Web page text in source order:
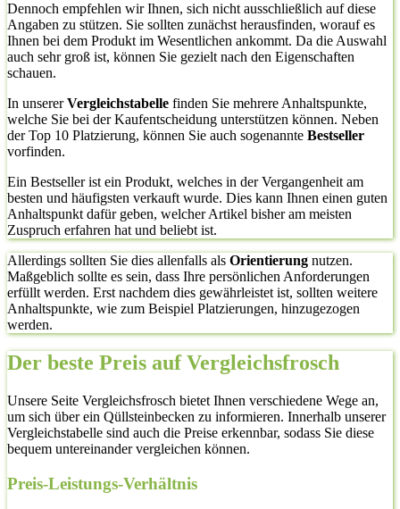
Dennoch empfehlen wir Ihnen, sich nicht ausschließlich auf diese
Angaben zu stützen. Sie sollten zunächst herausfinden, worauf es
Ihnen bei dem Produkt im Wesentlichen ankommt. Da die Auswahl
auch sehr groß ist, können Sie gezielt nach den Eigenschaften
schauen.
In unsererVergleichstabelle finden Sie mehrere Anhaltspunkte,
welche Sie bei der Kaufentscheidung unterstützen können. Neben
der Top 10 Platzierung, können Sie auch sogenannte Bestseller
vorfinden.
Ein Bestseller ist ein Produkt, welches in der Vergangenheit am
besten und häufigsten verkauft wurde. Dies kann Ihnen einen guten
Anhaltspunkt dafür geben, welcher Artikel bisher am meisten
Zuspruch erfahren hat und beliebt ist.
Allerdings sollten Sie dies allenfalls als Orientierung nutzen.
Maßgeblich sollte es sein, dass Ihre persönlichen Anforderungen
erfüllt werden. Erst nachdem dies gewährleistet ist, sollten weitere
Anhaltspunkte, wie zum Beispiel Platzierungen, hinzugezogen
werden.
Der beste Preis auf Vergleichsfrosch
Unsere Seite Vergleichsfrosch bietet Ihnen verschiedene Wege an,
um sich über ein Qüllsteinbecken zu informieren. Innerhalb unserer
Vergleichstabelle sind auch die Preise erkennbar, sodass Sie diese
bequem untereinander vergleichen können.
Preis-Leistungs-Verhältnis